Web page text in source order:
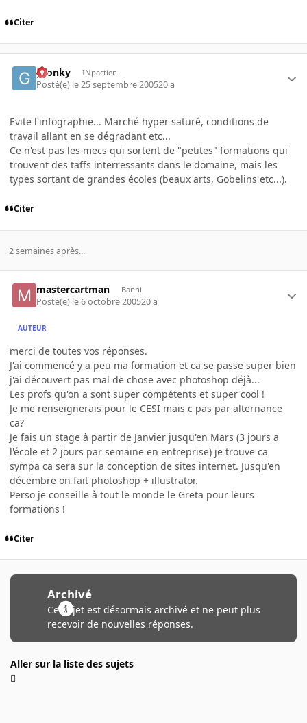
Citer
gronky INpactien
Posté(e) le 25 septembre 200520 a
Evite l'infographie... Marché hyper saturé, conditions de
travail allant en se dégradant etc...
Ce n'est pas les mecs qui sortent de "petites" formations qui
trouvent des taffs interressants dans le domaine, mais les
types sortant de grandes écoles (beaux arts, Gobelins etc...).
Citer
2 semaines après...
mastercartman Banni
Posté(e) le 6 octobre 200520 a
AUTEUR
merci de toutes vos réponses.
J'ai commencé y a peu ma formation et ca se passe super bien
j'ai découvert pas mal de chose avec photoshop déjà...
Les profs qu'on a sont super compétents et super cool !
Je me renseignerais pour le CESI mais c pas par alternance
ca?
Je fais un stage à partir de Janvier jusqu'en Mars (3 jours a
l'école et 2 jours par semaine en entreprise) je trouve ca
sympa ca sera sur la conception de sites internet. Jusqu'en
décembre on fait photoshop + illustrator.
Perso je conseille à tout le monde le Greta pour leurs
formations !
Citer
Archivé
Ce sujet est désormais archivé et ne peut plus
recevoir de nouvelles réponses.
Aller sur la liste des sujets